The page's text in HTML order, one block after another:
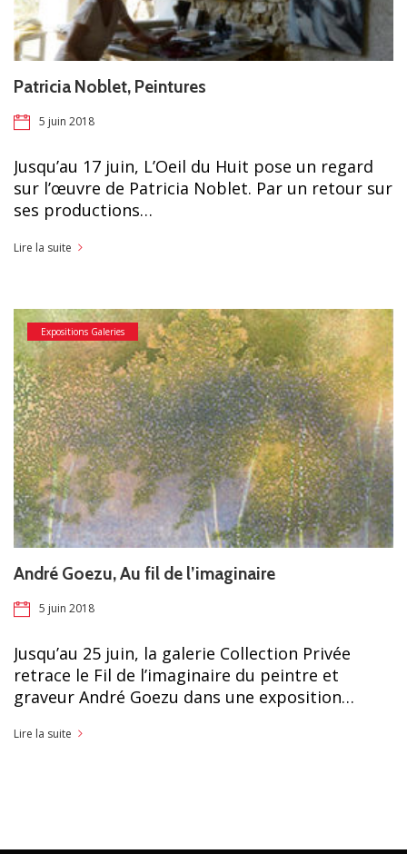
Patricia Noblet, Peintures
5 juin 2018
Jusqu’au 17 juin, L’Oeil du Huit pose un regard
sur l’œuvre de Patricia Noblet. Par un retour sur
ses productions…
Lire la suite
Expositions Galeries
André Goezu, Au fil de l’imaginaire
5 juin 2018
Jusqu’au 25 juin, la galerie Collection Privée
retrace le Fil de l’imaginaire du peintre et
graveur André Goezu dans une exposition…
Lire la suite